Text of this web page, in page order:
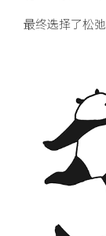
最终选择了松